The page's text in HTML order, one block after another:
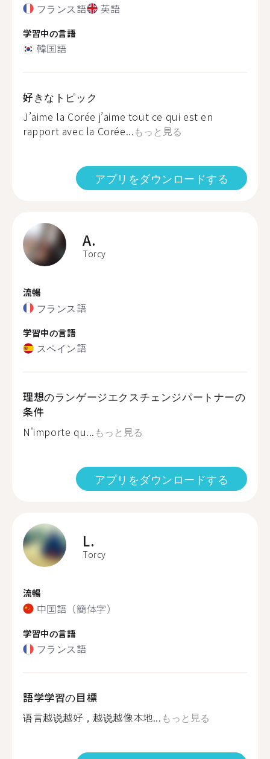
フランス語 英語
学習中の言語
韓国語
好きなトピック
J’aime la Corée j’aime tout ce qui est en
rapport avec la Corée...もっと見る
アプリをダウンロードする
A.
Torcy
流暢
フランス語
学習中の言語
スペイン語
理想のランゲージエクスチェンジパートナーの
条件
N'importe qu... もっと見る
アプリをダウンロードする
L.
Torcy
流暢
中国語（簡体字）
学習中の言語
フランス語
語学学習の目標
语言越说越好，越说越像本地... もっと見る